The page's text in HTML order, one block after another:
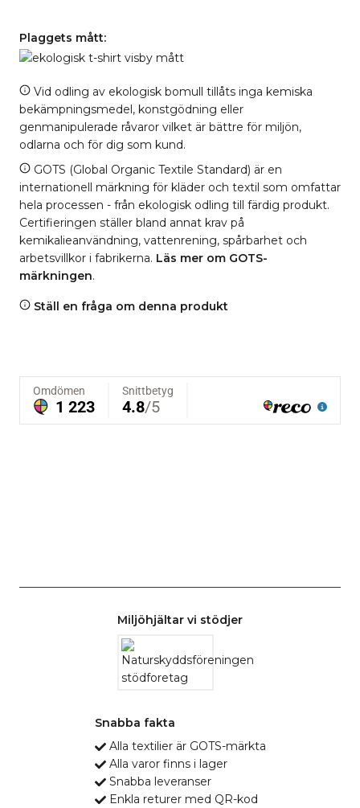
Plaggets mått:
Vid odling av ekologisk bomull tillåts inga kemiska
bekämpningsmedel, konstgödning eller
genmanipulerade råvaror vilket är bättre för miljön,
odlarna och för dig som kund.
GOTS (Global Organic Textile Standard) är en
internationell märkning för kläder och textil som omfattar
hela processen - från ekologisk odling till färdig produkt.
Certifieringen ställer bland annat krav på
kemikalieanvändning, vattenrening, spårbarhet och
arbetsvillkor i fabrikerna. Läs mer om GOTS-
märkningen.
Ställ en fråga om denna produkt
Miljöhjältar vi stödjer
Snabba fakta
Alla textilier är GOTS-märkta
Alla varor finns i lager
Snabba leveranser
Enkla returer med QR-kod